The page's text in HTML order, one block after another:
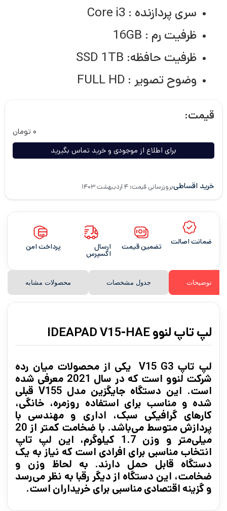
سری پردازنده : Core i3
ظرفیت رم : 16GB
ظرفیت حافظه: SSD 1TB
وضوح تصویر : FULL HD
قیمت:
۰ تومان
برای اطلاع از موجودی و خرید تماس بگیرید
خرید اقساطیبروزرسانی قیمت: ۴ اردیبهشت ۱۴۰۳
ضمانت اصالت تضمین قیمت ارسال
اکسپرس
پرداخت امن
توضیحات جدول مشخصات محصولات مشابه
لپ تاپ لنوو IDEAPAD V15-HAE
لپ تاپ V15 G3 یکی از محصولات میان رده
شرکت لنوو است که در سال 2021 معرفی شده
است. این دستگاه جایگزین مدل V155 قبلی
شده و مناسب برای استفاده روزمره، خانگی،
کارهای گرافیکی سبک، اداری و مهندسی با
پردازش متوسط می‌باشد. با ضخامت کمتر از 20
میلی‌متر و وزن 1.7 کیلوگرم، این لپ تاپ
انتخاب مناسبی برای افرادی است که نیاز به یک
دستگاه قابل حمل دارند. به لحاظ وزن و
ضخامت، این دستگاه از دیگر رقبا به نظر می‌رسد
و گزینه اقتصادی مناسبی برای خریداران است.